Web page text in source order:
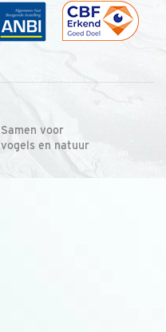
Samen voor
vogels en natuur